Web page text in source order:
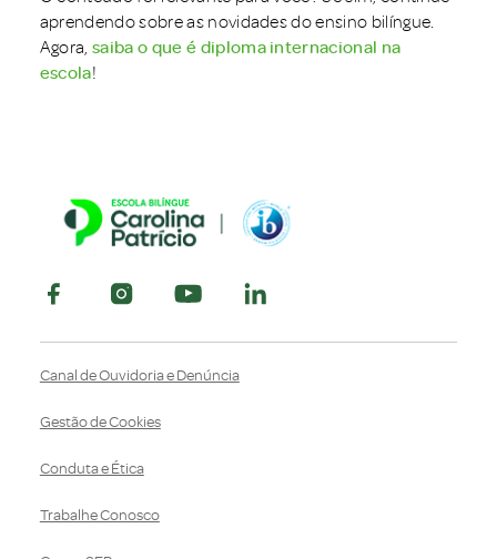
aprendendo sobre as novidades do ensino bilíngue.
Agora,saiba o que é diploma internacional na
escola!
Canal de Ouvidoria e Denúncia
Gestão de Cookies
Conduta e Ética
Trabalhe Conosco